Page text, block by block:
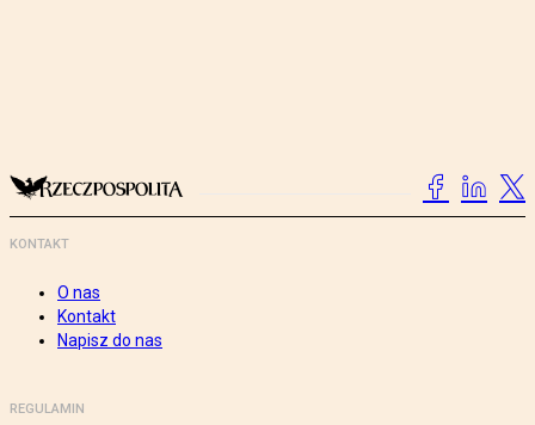
KONTAKT
O nas
Kontakt
Napisz do nas
REGULAMIN